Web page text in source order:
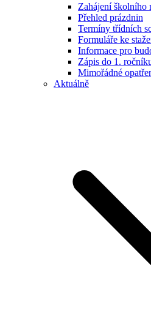
Zahájení školního
Přehled prázdnin
Termíny třídních
Formuláře ke
Informace pro
Zápis do 1.
Mimořádné
Aktuálně